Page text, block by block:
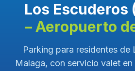
Los Escuderos
– Aeropuerto
Parking para residentes de
Malaga, con servicio valet